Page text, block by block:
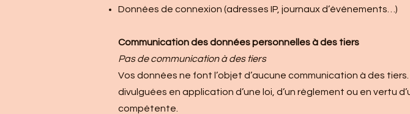
Données de connexion (adresses IP, journaux d’événements…)
Communication des données personnelles à des tiers
Pas de communication à des tiers
Vos données ne font l’objet d’aucune communication à des
divulguées en application d’une loi, d’un règlement ou en vertu
compétente.